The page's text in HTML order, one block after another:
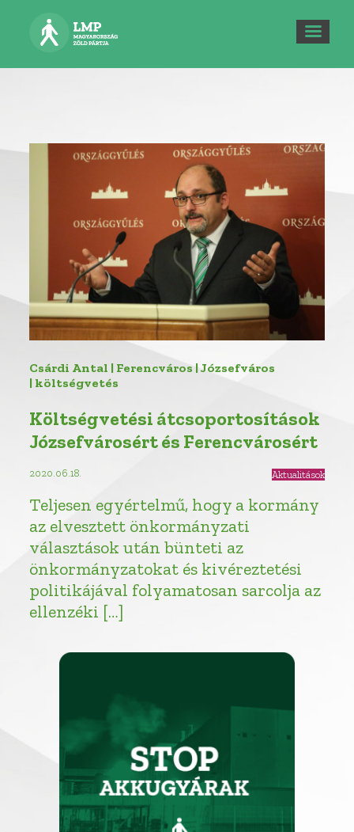
Csárdi Antal | Ferencváros | Józsefváros
| költségvetés
Költségvetési átcsoportosítások
Józsefvárosért és Ferencvárosért
2020.06.18. Aktualitások
Teljesen egyértelmű, hogy a kormány
az elvesztett önkormányzati
választások után bünteti az
önkormányzatokat és kivéreztetési
politikájával folyamatosan sarcolja az
ellenzéki […]